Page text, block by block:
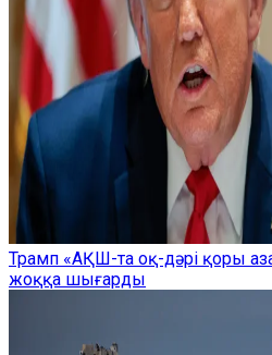
Трамп «АҚШ-та оқ-дәрі қоры
жоққа шығарды